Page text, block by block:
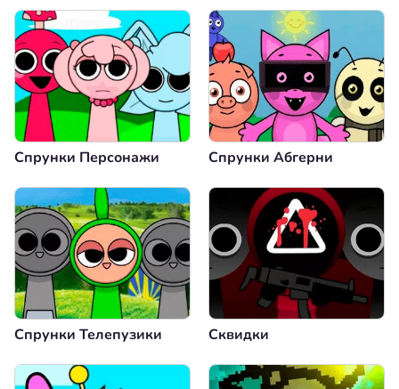
Спрунки Персонажи Спрунки Абгерни
Спрунки Телепузики Сквидки